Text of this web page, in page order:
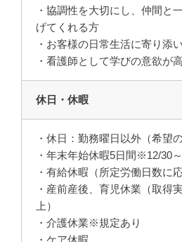
・協調性を大切にし、仲間と
げてくれる方
・お客様の日常生活に寄り添
・看護師として学びの意欲が
休日・休暇
・休日：勤務曜日以外（希望
・年末年始休暇5日間※12/30
・有給休暇（所定労働日数に
・産前産後、育児休業（取得
上）
・介護休業※規定あり
・ケア休暇